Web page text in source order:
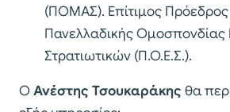
(ΠΟΜΑΣ). Επίτιμος Πρόεδρος
Πανελλαδικής
Στρατιωτικών (Π.Ο.Ε.Σ.).
ΟΑνέστης Τσουκαράκης θα